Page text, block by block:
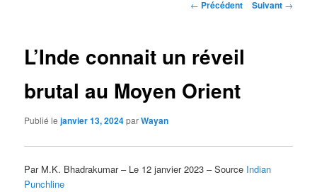
Navigation
← Précédent Suivant →
L’Inde connait un réveil
brutal au Moyen Orient
Publié lejanvier 13, 2024parWayan
Par M.K. Bhadrakumar – Le 12 janvier 2023 – Source Indian
Punchline